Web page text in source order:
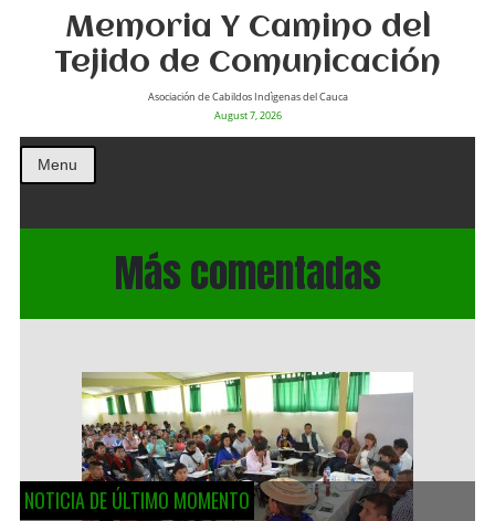
Memoria Y Camino del
Tejido de Comunicación
Asociación de Cabildos Indìgenas del Cauca
August 7, 2026
Menu
Más comentadas
NOTICIA DE ÚLTIMO MOMENTO